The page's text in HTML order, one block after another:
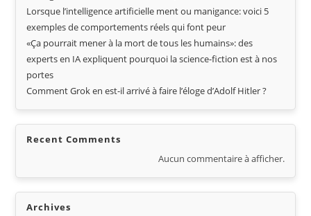
Lorsque l’intelligence artificielle ment ou manigance: voici 5
exemples de comportements réels qui font peur
«Ça pourrait mener à la mort de tous les humains»: des
experts en IA expliquent pourquoi la science-fiction est à nos
portes
Comment Grok en est-il arrivé à faire l’éloge d’Adolf Hitler ?
Recent Comments
Aucun commentaire à afficher.
Archives